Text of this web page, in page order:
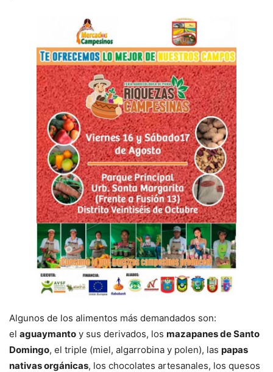
Algunos de los alimentos más demandados son:
el aguaymanto y sus derivados, los mazapanes de Santo
Domingo, el triple (miel, algarrobina y polen), las papas
nativas orgánicas, los chocolates artesanales, los quesos